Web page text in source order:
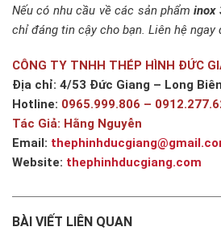
Nếu có nhu cầu về các sản phẩminox
chỉ đáng tin cậy cho bạn. Liên hệ ngay
CÔNG TY TNHH THÉP HÌNH ĐỨC
Địa chỉ: 4/53 Đức Giang – Long
Hotline: 0965.999.806 –
Tác Giả: Hằng Nguyễn
Email:
Website: thephinhducgiang.com
BÀI VIẾT LIÊN QUAN